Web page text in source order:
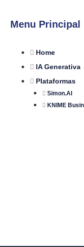
Menu Principal
Home
IA Generativa
Plataformas
Simon.AI
KNIME